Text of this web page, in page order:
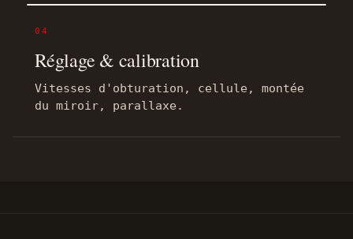
04
Réglage & calibration
Vitesses d'obturation, cellule, montée
du miroir, parallaxe.